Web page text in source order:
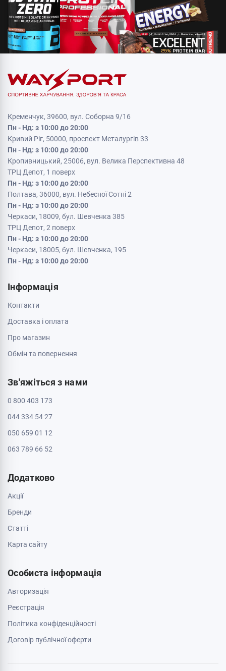
Кременчук, 39600, вул. Соборна 9/16
Пн - Нд: з 10:00 до 20:00
Кривий Ріг, 50000, проспект Металургів 33
Пн - Нд: з 10:00 до 20:00
Кропивницький, 25006, вул. Велика Перспективна 48
ТРЦ Депот, 1 поверх
Пн - Нд: з 10:00 до 20:00
Полтава, 36000, вул. Небесної Сотні 2
Пн - Нд: з 10:00 до 20:00
Черкаси, 18009, бул. Шевченка 385
ТРЦ Депот, 2 поверх
Пн - Нд: з 10:00 до 20:00
Черкаси, 18005, бул. Шевченка, 195
Пн - Нд: з 10:00 до 20:00
Інформація
Контакти
Доставка і оплата
Про магазин
Обмін та повернення
Зв'яжіться з нами
0 800 403 173
044 334 54 27
050 659 01 12
063 789 66 52
Додатково
Акції
Бренди
Cтатті
Карта сайту
Особиста інформація
Авторизація
Реєстрація
Політика конфіденційності
Договір публічної оферти